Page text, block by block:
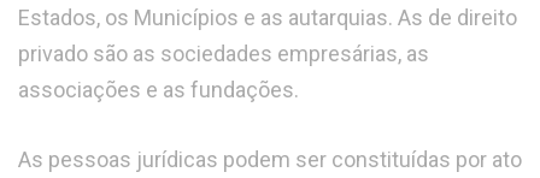
Estados, os Municípios e as autarquias. As de direito
privado são as sociedades empresárias, as
associações e as fundações.
As pessoas jurídicas podem ser constituídas por ato